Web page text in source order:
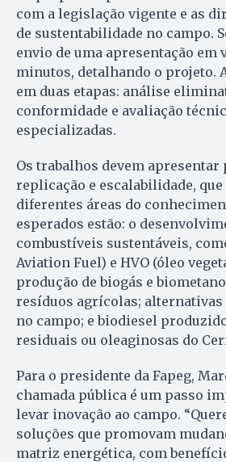
com a legislação vigente e as
de sustentabilidade no campo.
envio de uma apresentação em
minutos, detalhando o projeto.
em duas etapas: análise
conformidade e avaliação
especializadas.
Os trabalhos devem apresentar
replicação e escalabilidade,
diferentes áreas do
esperados estão: o
combustíveis sustentáveis,
Aviation Fuel) e HVO (óleo
produção de biogás e
resíduos agrícolas;
no campo; e biodiesel
residuais ou oleaginosas do
Para o presidente da Fapeg,
chamada pública é um passo
levar inovação ao campo.
soluções que promovam
matriz energética, com